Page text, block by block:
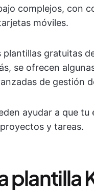
complejos, con
móviles.
gratuitas
se ofrecen
de gestión
ayudar a que
y tareas.
plantilla